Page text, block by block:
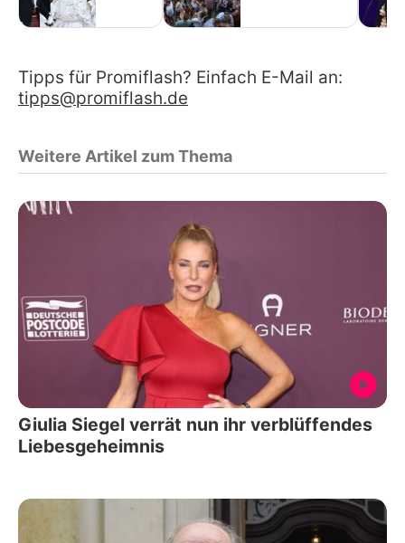
Tipps für Promiflash? Einfach E-Mail an:
tipps@promiflash.de
Weitere Artikel zum Thema
Giulia Siegel verrät nun ihr verblüffendes
Liebesgeheimnis